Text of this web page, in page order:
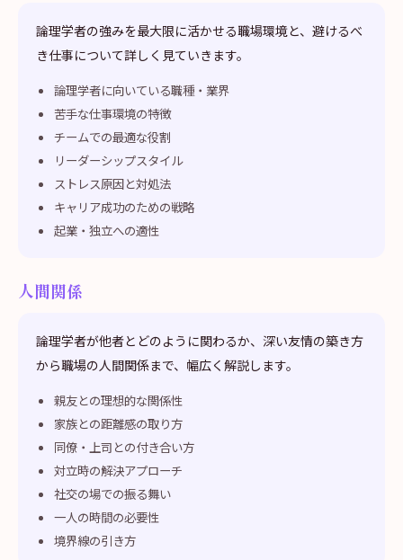
論理学者の強みを最大限に活かせる職場環境と、避けるべ
き仕事について詳しく見ていきます。
論理学者に向いている職種・業界
苦手な仕事環境の特徴
チームでの最適な役割
リーダーシップスタイル
ストレス原因と対処法
キャリア成功のための戦略
起業・独立への適性
人間関係
論理学者が他者とどのように関わるか、深い友情の築き方
から職場の人間関係まで、幅広く解説します。
親友との理想的な関係性
家族との距離感の取り方
同僚・上司との付き合い方
対立時の解決アプローチ
社交の場での振る舞い
一人の時間の必要性
境界線の引き方